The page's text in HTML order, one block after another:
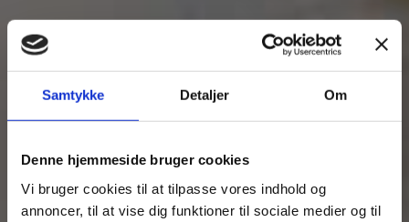
Samtykke Detaljer Om
Denne hjemmeside bruger cookies
Vi bruger cookies til at tilpasse vores indhold og
annoncer, til at vise dig funktioner til sociale medier og til